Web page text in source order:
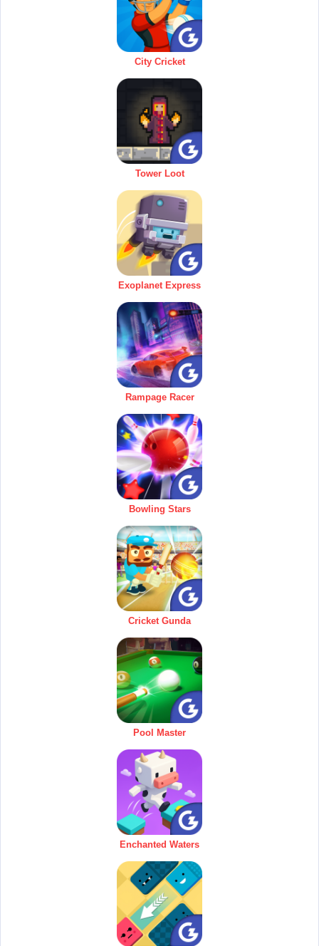
City Cricket
Tower Loot
Exoplanet Express
Rampage Racer
Bowling Stars
Cricket Gunda
Pool Master
Enchanted Waters